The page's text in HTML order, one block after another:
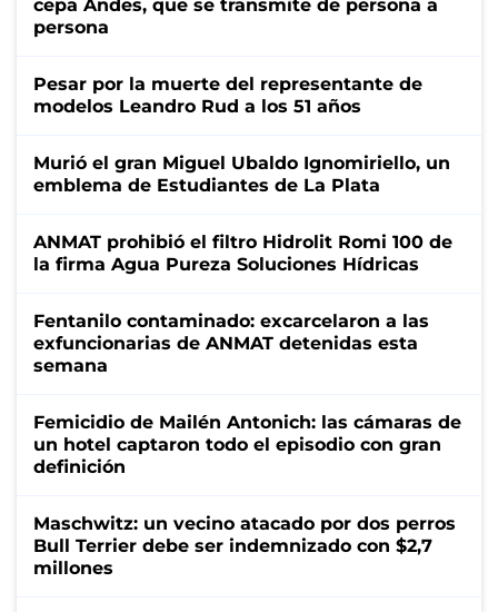
cepa Andes, que se transmite de persona a
persona
Pesar por la muerte del representante de
modelos Leandro Rud a los 51 años
Murió el gran Miguel Ubaldo Ignomiriello, un
emblema de Estudiantes de La Plata
ANMAT prohibió el filtro Hidrolit Romi 100 de
la firma Agua Pureza Soluciones Hídricas
Fentanilo contaminado: excarcelaron a las
exfuncionarias de ANMAT detenidas esta
semana
Femicidio de Mailén Antonich: las cámaras de
un hotel captaron todo el episodio con gran
definición
Maschwitz: un vecino atacado por dos perros
Bull Terrier debe ser indemnizado con $2,7
millones